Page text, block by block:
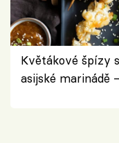
Květákové špízy
asijské marinádě